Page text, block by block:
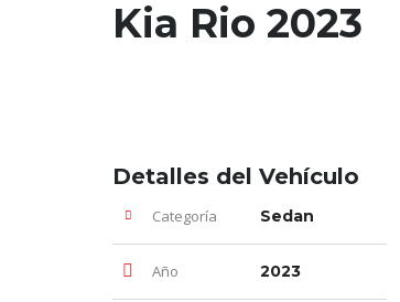
Kia Rio 2023
Detalles del Vehículo
Categoría Sedan
Año 2023